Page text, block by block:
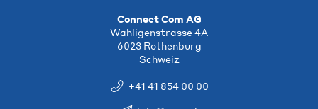
Connect Com AG
Wahligenstrasse 4A
6023 Rothenburg
Schweiz
+41 41 854 00 00